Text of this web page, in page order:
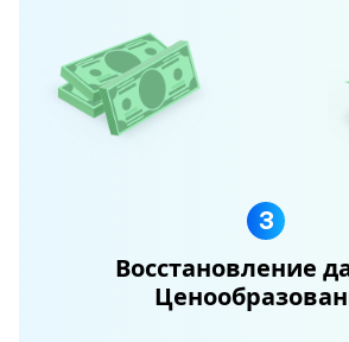
3
Восстановление